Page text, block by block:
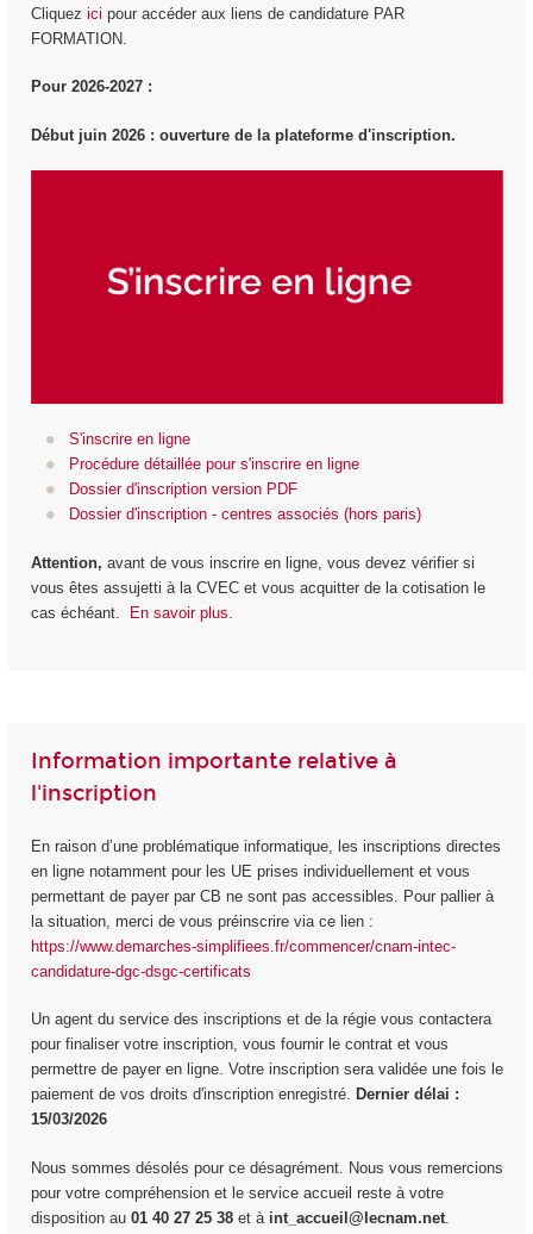
Cliquez ici pour accéder aux liens de candidature PAR
FORMATION.
Pour 2026-2027 :
Début juin 2026 : ouverture de la plateforme d'inscription.
S'inscrire en ligne
Procédure détaillée pour s'inscrire en ligne
Dossier d'inscription version PDF
Dossier d'inscription - centres associés (hors paris)
Attention, avant de vous inscrire en ligne, vous devez vérifier si
vous êtes assujetti à la CVEC et vous acquitter de la cotisation le
cas échéant.
En savoir plus.
Information importante relative à
l'inscription
En raison d’une problématique informatique, les inscriptions directes
en ligne notamment pour les UE prises individuellement et vous
permettant de payer par CB ne sont pas accessibles. Pour pallier à
la situation, merci de vous préinscrire via ce lien :
https://www.demarches-simplifiees.fr/commencer/cnam-intec-
candidature-dgc-dsgc-certificats
Un agent du service des inscriptions et de la régie vous contactera
pour finaliser votre inscription, vous fournir le contrat et vous
permettre de payer en ligne. Votre inscription sera validée une fois le
paiement de vos droits d'inscription enregistré. Dernier délai :
15/03/2026
Nous sommes désolés pour ce désagrément. Nous vous remercions
pour votre compréhension et le service accueil reste à votre
disposition au 01 40 27 25 38et à int_accueil@lecnam.net.